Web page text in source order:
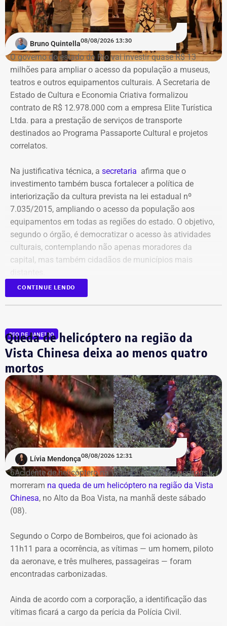
Bruno Quintella08/08/2026 13:30
O governo do estado do Rio vai investir quase R$ 13
milhões para ampliar o acesso da população a museus,
teatros e outros equipamentos culturais. A Secretaria de
Estado de Cultura e Economia Criativa formalizou
contrato de R$ 12.978.000 com a empresa Elite Turística
Ltda. para a prestação de serviços de transporte
destinados ao Programa Passaporte Cultural e projetos
correlatos.
Na justificativa técnica, a secretaria afirma que o
investimento também busca fortalecer a política de
interiorização da cultura prevista na lei estadual nº
7.035/2015, ampliando o acesso da população aos
equipamentos em todas as regiões do estado. O objetivo,
segundo o órgão, é democratizar o acesso às atividades
culturais, contemplando não apenas moradores da
capital, mas também cidadãos de municípios mais
Publicado no Diário Oficial do Estado, o contrato nº
manutenção, gestão logística, diárias e seguros de
passageiros e dos automóveis. O serviço ficará sob
responsabilidade da subsecretaria de Formação, Acesso
a Equipamentos Culturais, Difusão e Inovação.
O contrato terá vigência de 12 meses, contados da
divulgação no Portal Nacional de Contratações Públicas,
com pagamento em 12 parcelas mensais de R$
1.081.500.
Transporte gratuito para ampliar o
acesso à cultura
De acordo com documentos do processo administrativo,
estrutura anterior. A própria secretaria registra que a
contratação vigente já não atendia à demanda do
Passaporte Cultural, justificando o reforço no transporte
para atender ao crescimento do programa.
A legislação estabelece que até 40% dos recursos
destinados ao fomento cultural sejam aplicados na
CONTINUE LENDO
RIO DE JANEIRO
Queda de helicóptero na região da
Vista Chinesa deixa ao menos quatro
mortos
Lívia Mendonça08/08/2026 12:31
6Acidente de helicóptero na Vista ChineQuatro pessoas
morreram na queda de um helicóptero na região da Vista
Chinesa, no Alto da Boa Vista, na manhã deste sábado
(08).
Segundo o Corpo de Bombeiros, que foi acionado às
11h11 para a ocorrência, as vítimas — um homem, piloto
da aeronave, e três mulheres, passageiras — foram
encontradas carbonizadas.
Ainda de acordo com a corporação, a identificação das
vítimas ficará a cargo da perícia da Polícia Civil.